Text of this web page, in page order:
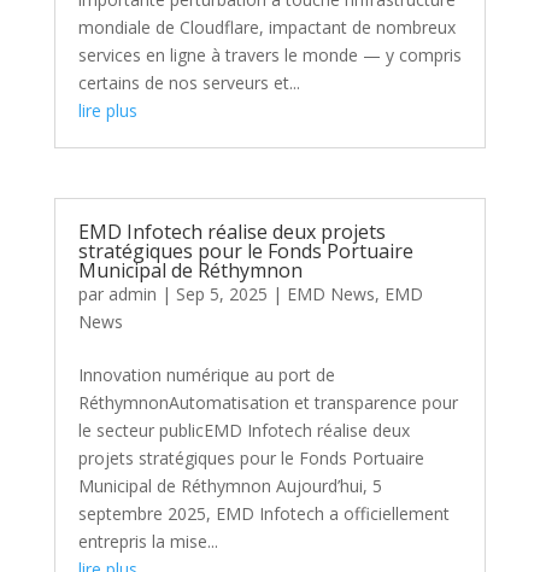
mondiale de Cloudflare, impactant de nombreux
services en ligne à travers le monde — y compris
certains de nos serveurs et...
lire plus
EMD Infotech réalise deux projets
stratégiques pour le Fonds Portuaire
Municipal de Réthymnon
par admin | Sep 5, 2025 | EMD News, EMD
News
Innovation numérique au port de
RéthymnonAutomatisation et transparence pour
le secteur publicEMD Infotech réalise deux
projets stratégiques pour le Fonds Portuaire
Municipal de Réthymnon Aujourd’hui, 5
septembre 2025, EMD Infotech a officiellement
entrepris la mise...